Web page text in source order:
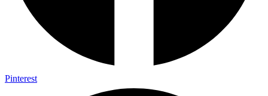
Pinterest